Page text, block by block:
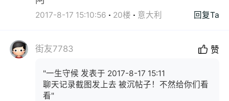
2017-8-17 15:10:56 20楼 意大利 回复Ta
街友7783 赞
"一生守候 发表于 2017-8-17 15:11
聊天记录截图发上去 被沉帖子！不然给你们看
看"